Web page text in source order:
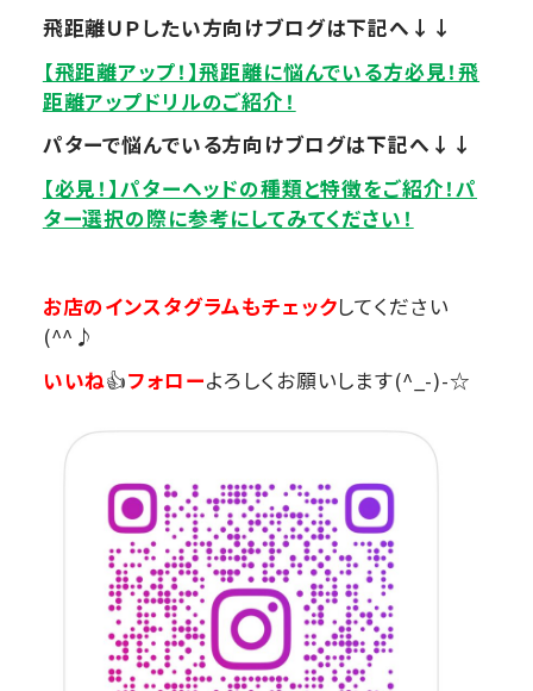
飛距離ＵＰしたい方向けブログは下記へ↓↓
【飛距離アップ！】飛距離に悩んでいる方必見！飛
距離アップドリルのご紹介！
パターで悩んでいる方向けブログは下記へ↓↓
【必見！】パターヘッドの種類と特徴をご紹介！パ
ター選択の際に参考にしてみてください！
お店のインスタグラムもチェックしてください
(^^♪
いいね👍フォローよろしくお願いします(^_-)-☆